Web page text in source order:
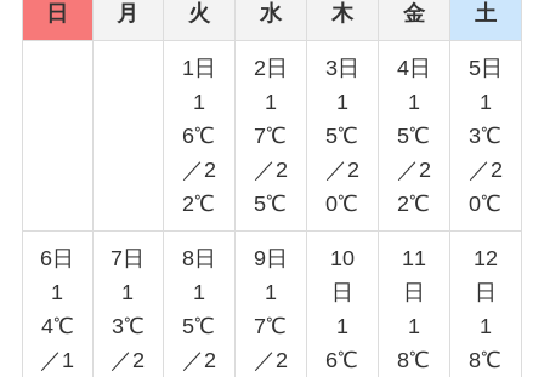
日 月 火 水 木 金 土
1日
1
6℃
／2
2℃
2日
1
7℃
／2
5℃
3日
1
5℃
／2
0℃
4日
1
5℃
／2
2℃
5日
1
3℃
／2
0℃
6日
1
4℃
／1
7日
1
3℃
／2
8日
1
5℃
／2
9日
1
7℃
／2
10
日
1
6℃
11
日
1
8℃
12
日
1
8℃